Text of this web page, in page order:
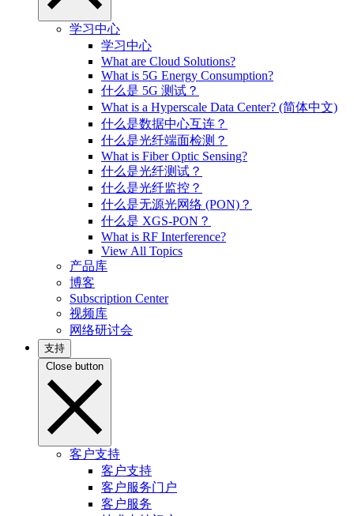
学习中心
学习中心
What are Cloud Solutions?
What is 5G Energy Consumption?
什么是 5G 测试？
What is a Hyperscale Data Center? (简体中文)
什么是数据中心互连？
什么是光纤端面检测？
What is Fiber Optic Sensing?
什么是光纤测试？
什么是光纤监控？
什么是无源光网络 (PON)？
什么是 XGS-PON？
What is RF Interference?
View All Topics
产品库
博客
Subscription Center
视频库
网络研讨会
支持
Close button
客户支持
客户支持
客户服务门户
客户服务